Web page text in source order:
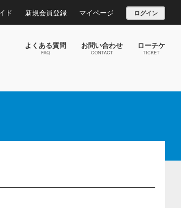
ド 新規会員登録 マイページ ログイン
よくある質問
FAQ
お問い合わせ
CONTACT
ローチケ
TICKET